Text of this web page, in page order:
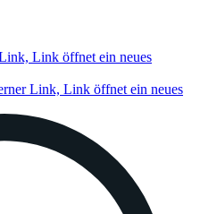
Link öffnet ein neues
Link, Link öffnet ein neues